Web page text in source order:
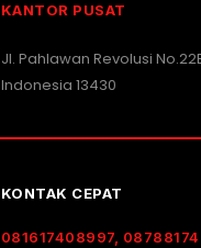
KANTOR PUSAT
Jl. Pahlawan Revolusi
Indonesia 13430
KONTAK CEPAT
081617408997,